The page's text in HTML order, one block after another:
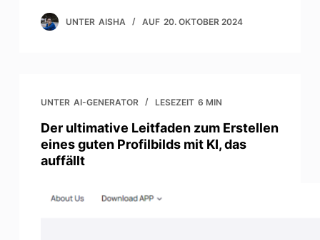
UNTER AISHA AUF 20. OKTOBER 2024
UNTER AI-GENERATOR LESEZEIT 6 MIN
Der ultimative Leitfaden zum Erstellen
eines guten Profilbilds mit KI, das
auffällt